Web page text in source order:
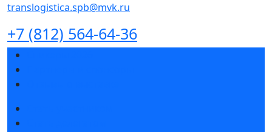
translogistica.spb@mvk.ru
+7 (812) 564-64-36